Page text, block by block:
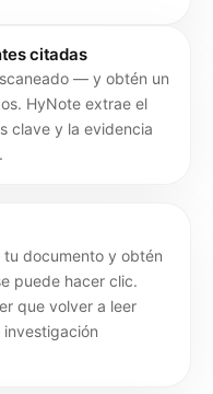
citadas
— y obtén un
HyNote extrae el
clave y la evidencia
documento y obtén
puede hacer clic.
que volver a leer